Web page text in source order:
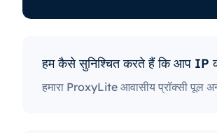
हम कैसे सुनिश्चित करते हैं कि आप IP
को प्रतिबंधित करने से संबंधित अलग-अलग
द्वारा इंटरनेट तक पहुँचने और उसका उपयोग